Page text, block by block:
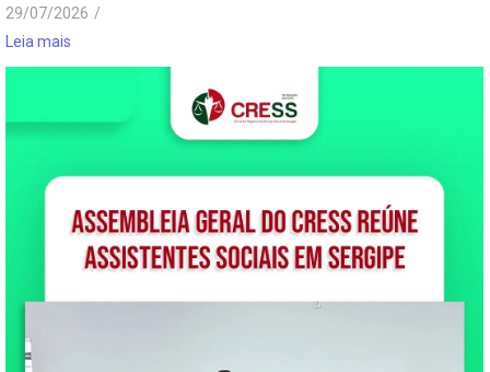
29/07/2026 /
Leia mais